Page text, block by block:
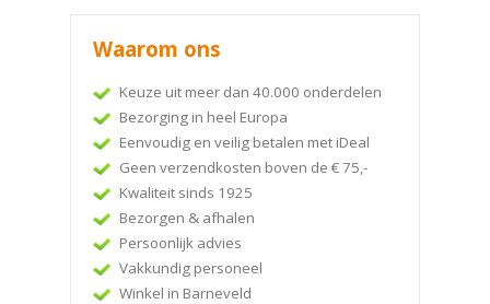
Waarom ons
Keuze uit meer dan 40.000 onderdelen
Bezorging in heel Europa
Eenvoudig en veilig betalen met iDeal
Geen verzendkosten boven de € 75,-
Kwaliteit sinds 1925
Bezorgen & afhalen
Persoonlijk advies
Vakkundig personeel
Winkel in Barneveld